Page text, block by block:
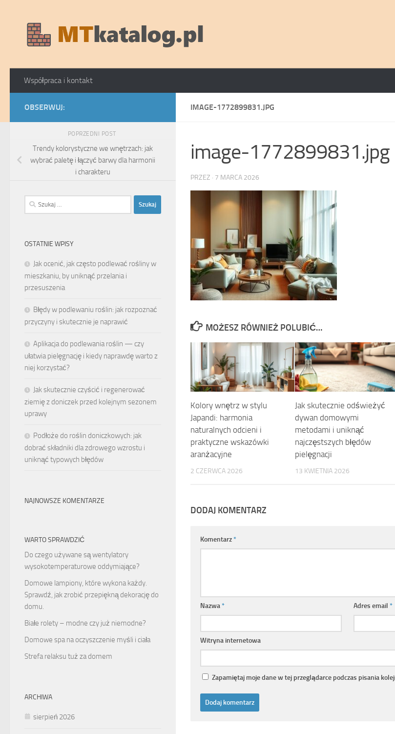
Współpraca i kontakt
IMAGE-1772899831.JPG
image-1772899831.jpg
PRZEZ · 7 MARCA 2026
MOŻESZ RÓWNIEŻ POLUBIĆ…
Kolory wnętrz w stylu
Japandi: harmonia
naturalnych odcieni i
praktyczne wskazówki
aranżacyjne
2 CZERWCA 2026
Jak skutecznie odświeżyć
dywan domowymi
metodami i uniknąć
najczęstszych błędów
pielęgnacji
13 KWIETNIA 2026
DODAJ KOMENTARZ
Komentarz*
Nazwa* Adres email*
Witryna internetowa
Zapamiętaj moje dane w tej przeglądarce podczas pisania
OBSERWUJ:
POPRZEDNI POST
Trendy kolorystyczne we wnętrzach: jak
wybrać paletę i łączyć barwy dla harmonii
i charakteru
Szukaj:
OSTATNIE WPISY
Jak ocenić, jak często podlewać rośliny w
mieszkaniu, by uniknąć przelania i
przesuszenia
Błędy w podlewaniu roślin: jak rozpoznać
przyczyny i skutecznie je naprawić
Aplikacja do podlewania roślin — czy
ułatwia pielęgnację i kiedy naprawdę warto z
niej korzystać?
Jak skutecznie czyścić i regenerować
ziemię z doniczek przed kolejnym sezonem
uprawy
Podłoże do roślin doniczkowych: jak
dobrać składniki dla zdrowego wzrostu i
uniknąć typowych błędów
NAJNOWSZE KOMENTARZE
WARTO SPRAWDZIĆ
Do czego używane są wentylatory
wysokotemperaturowe oddymiające?
Domowe lampiony, które wykona każdy.
Sprawdź, jak zrobić przepiękną dekorację do
domu.
Białe rolety – modne czy już niemodne?
Domowe spa na oczyszczenie myśli i ciała
Strefa relaksu tuż za domem
ARCHIWA
sierpień 2026